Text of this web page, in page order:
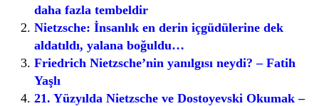
daha fazla tembeldir
Nietzsche: İnsanlık en derin içgüdülerine dek
aldatıldı, yalana boğuldu…
Friedrich Nietzsche’nin yanılgısı neydi? – Fatih
Yaşlı
21. Yüzyılda Nietzsche ve Dostoyevski Okumak –